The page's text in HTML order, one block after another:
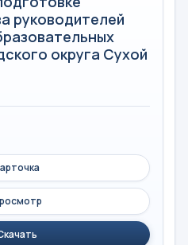
руководителей
округа Сухой